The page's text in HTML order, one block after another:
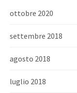
ottobre 2020
settembre 2018
agosto 2018
luglio 2018